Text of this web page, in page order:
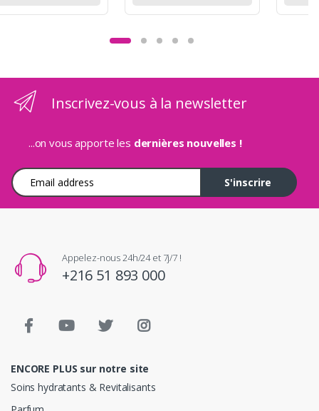
Inscrivez-vous à la newsletter
...on vous apporte les dernières nouvelles !
Adresse e-mail
S'inscrire
Appelez-nous 24h/24 et 7j/7 !
+216 51 893 000
ENCORE PLUS sur notre site
Soins hydratants & Revitalisants